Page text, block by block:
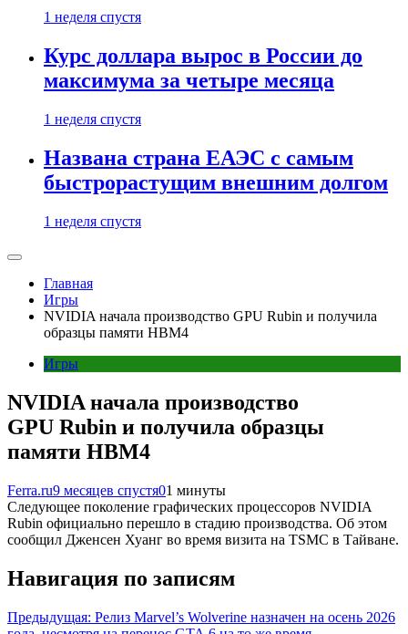
1 неделя спустя
Курс доллара вырос в России до
максимума за четыре месяца
1 неделя спустя
Названа страна ЕАЭС с самым
быстрорастущим внешним долгом
1 неделя спустя
Главная
Игры
NVIDIA начала производство GPU Rubin и получила
образцы памяти HBM4
Игры
NVIDIA начала производство
GPU Rubin и получила образцы
памяти HBM4
Ferra.ru9 месяцев спустя01 минуты
Следующее поколение графических процессоров NVIDIA
Rubin официально перешло в стадию производства. Об этом
сообщил Дженсен Хуанг во время визита на TSMC в Тайване.
Навигация по записям
Предыдущая: Релиз Marvel’s Wolverine назначен на осень 2026